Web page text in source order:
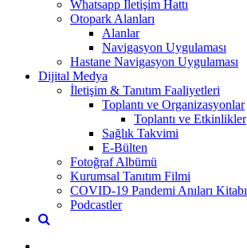
Whatsapp İletişim Hattı
Otopark Alanları
Alanlar
Navigasyon Uygulaması
Hastane Navigasyon Uygulaması
Dijital Medya
İletişim & Tanıtım Faaliyetleri
Toplantı ve Organizasyonlar
Toplantı ve Etkinlikler
Sağlık Takvimi
E-Bülten
Fotoğraf Albümü
Kurumsal Tanıtım Filmi
COVID-19 Pandemi Anıları Kitabı
Podcastler